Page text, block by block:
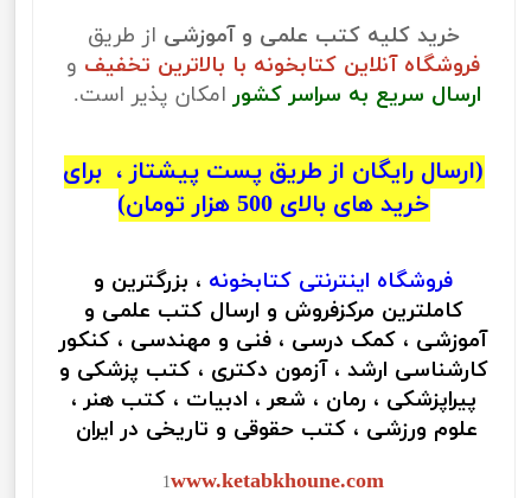
خرید کلیه کتب علمی و آموزشی از طریق
فروشگاه آنلاین کتابخونه با بالاترین تخفیف و
ارسال سریع به سراسر کشور امکان پذیر است.
(ارسال رایگان از طریق پست پیشتاز ، برای
خرید های بالای 500 هزار تومان)
فروشگاه اینترنتی کتابخونه ، بزرگترین و
کاملترین مرکزفروش و ارسال کتب علمی و
آموزشی ، کمک درسی ، فنی و مهندسی ، کنکور
کارشناسی ارشد ، آزمون دکتری ، کتب پزشکی و
پیراپزشکی ، رمان ، شعر ، ادبیات ، کتب هنر ،
علوم ورزشی ، کتب حقوقی و تاریخی در ایران
1www.ketabkhoune.com